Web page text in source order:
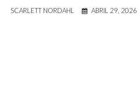
SCARLETT NORDAHL ABRIL 29, 2026